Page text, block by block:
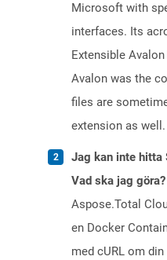
Microsoft with
interfaces. Its
Extensible
Avalon was the
files are
extension as well.
Jag kan inte hitta
Vad ska jag göra?
Aspose.Total
en Docker
med cURL om